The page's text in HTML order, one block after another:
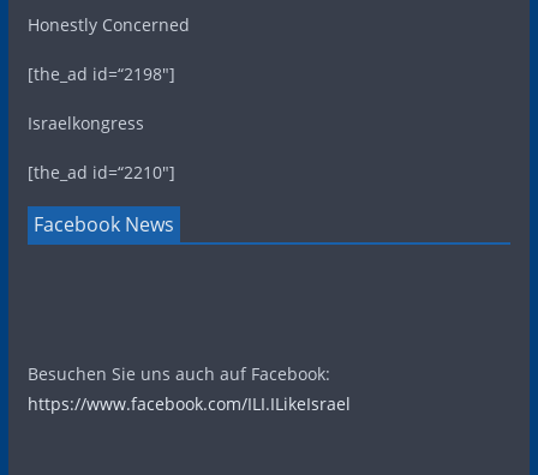
Honestly Concerned
[the_ad id=“2198″]
Israelkongress
[the_ad id=“2210″]
Facebook News
Besuchen Sie uns auch auf Facebook:
https://www.facebook.com/ILI.ILikeIsrael